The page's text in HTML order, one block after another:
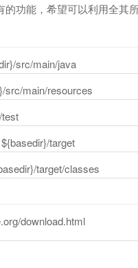
的功能，希望可以利用全其
src/main/java
src/main/resources
target
target/classes
download.html